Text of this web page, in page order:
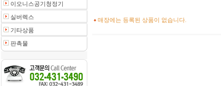
이오니스공기청정기
실버렉스
기타상품
판촉물
매장에는 등록된 상품이 없습니다.